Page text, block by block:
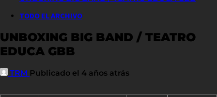
TODO EL ARCHIVO
UNBOXING BIG BAND / TEATRO
EDUCA GBB
TRM Publicado el 4 años atrás